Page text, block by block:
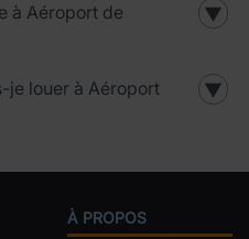
à Aéroport de
▼
je louer à Aéroport
▼
À PROPOS